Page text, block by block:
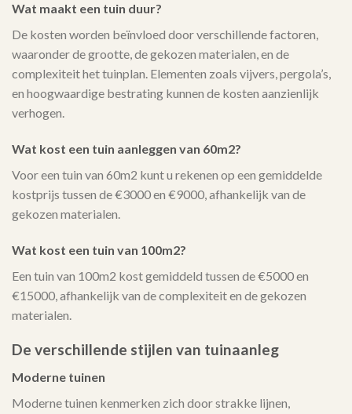
Wat maakt een tuin duur?
De kosten worden beïnvloed door verschillende factoren,
waaronder de grootte, de gekozen materialen, en de
complexiteit het tuinplan. Elementen zoals vijvers, pergola’s,
en hoogwaardige bestrating kunnen de kosten aanzienlijk
verhogen.
Wat kost een tuin aanleggen van 60m2?
Voor een tuin van 60m2 kunt u rekenen op een gemiddelde
kostprijs tussen de €3000 en €9000, afhankelijk van de
gekozen materialen.
Wat kost een tuin van 100m2?
Een tuin van 100m2 kost gemiddeld tussen de €5000 en
€15000, afhankelijk van de complexiteit en de gekozen
materialen.
De verschillende stijlen van tuinaanleg
Moderne tuinen
Moderne tuinen kenmerken zich door strakke lijnen,